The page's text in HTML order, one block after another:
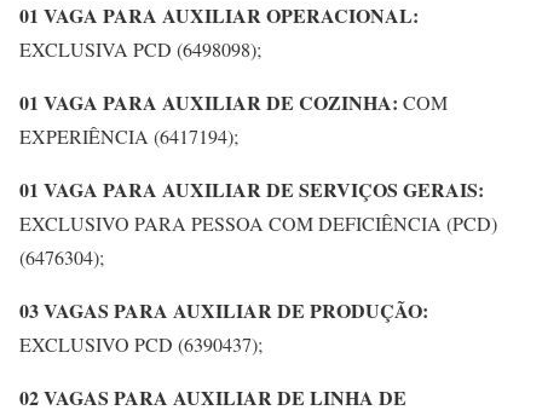
01 VAGA PARA AUXILIAR OPERACIONAL:
EXCLUSIVA PCD (6498098);
01 VAGA PARA AUXILIAR DE COZINHA: COM
EXPERIÊNCIA (6417194);
01 VAGA PARA AUXILIAR DE SERVIÇOS GERAIS:
EXCLUSIVO PARA PESSOA COM DEFICIÊNCIA (PCD)
(6476304);
03 VAGAS PARA AUXILIAR DE PRODUÇÃO:
EXCLUSIVO PCD (6390437);
02 VAGAS PARA AUXILIAR DE LINHA DE